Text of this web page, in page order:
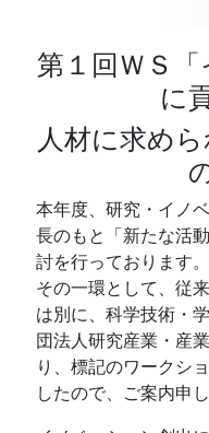
第１回ＷＳ
に
人材に求め
本年度、研究・イノ
長のもと「新たな活
討を行っております。
その一環として、従
は別に、科学技術・
団法人研究産業・産
り、標記のワークシ
したので、ご案内申